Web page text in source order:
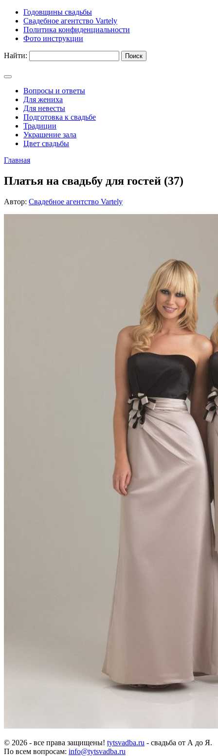
Годовщины свадьбы
Свадебное агентство Vartely
Политика конфиденциальности
Фото инструкции
Найти:
Вопросы и ответы
Для жениха
Для невесты
Подготовка к свадьбе
Традиции
Украшение зала
Цвет свадьбы
Главная
Платья на свадьбу для гостей (37)
Автор: Свадебное агентство Vartely
© 2026 - все права защищены! tytsvadba.ru - свадьба от А до Я.
По всем вопросам: info@tytsvadba.ru